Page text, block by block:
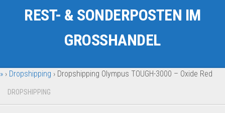
Auto & Motorrad
Fahrzeuge & Transport
Garten & Werkzeug
Geschäft, Büro & Schreibwaren
Geschenkartikel
REST- & SONDERPOSTEN IM
GROSSHANDEL
» › Dropshipping › Dropshipping Olympus TOUGH-3000 – Oxide Red
DROPSHIPPING